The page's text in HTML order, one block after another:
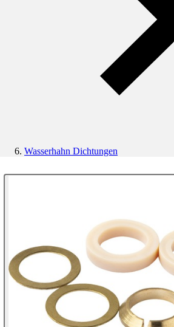
Wasserhahn Dichtungen